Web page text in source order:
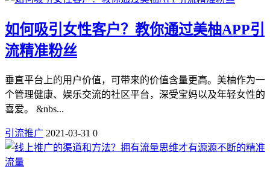
如何吸引女性客户？教你通过美柚APP引
流精准粉丝
垂直平台上的用户价值，可带来的价值含量更高。美柚作为一
个管理健康、娱乐交流的社区平台，深受宝妈以及年轻女性的
喜爱。 &nbs...
引流推广 2021-03-31 0